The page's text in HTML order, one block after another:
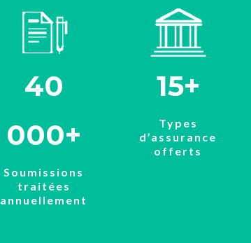
40
000+
Soumissions
traitées
annuellement
15+
Types
d’assurance
offerts